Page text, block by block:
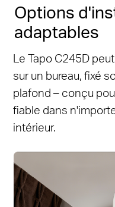
Options
adaptables
Le Tapo C245D
sur un bureau, fixé
plafond – conçu
fiable dans
intérieur.